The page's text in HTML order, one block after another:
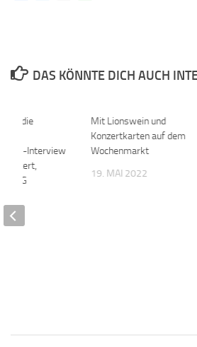
DAS KÖNNTE DICH AUCH
Mit Lionswein und
Konzertkarten auf dem
Wochenmarkt
19. MAI 2022
in die
Interview
Rettert,
HSG